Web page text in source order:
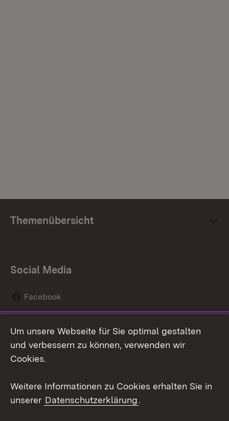
Themenübersicht
Social Media
Facebook
Social Wall
Youtube
Kontakt
Datenschutz
Um unsere Webseite für Sie optimal gestalten
und verbessern zu können, verwenden wir
Cookies.
Weitere Informationen zu Cookies erhalten Sie in
unserer Datenschutzerklärung.